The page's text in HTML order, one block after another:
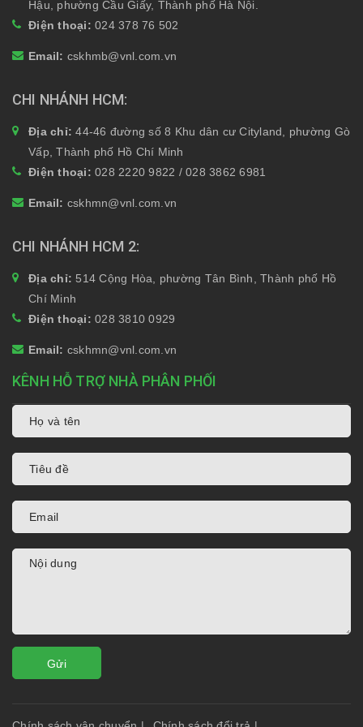
Hậu, phường Cầu Giấy, Thành phố Hà Nội.
Điện thoại: 024 378 76 502
Email: cskhmb@vnl.com.vn
CHI NHÁNH HCM
Địa chỉ:44-46 đường số 8 Khu dân cư Cityland, phường Gò
Vấp, Thành phố Hồ Chí Minh
Điện thoại: 028 2220 9822 / 028 3862 6981
Email: cskhmn@vnl.com.vn
CHI NHÁNH HCM 2
Địa chỉ: 514 Cộng Hòa, phường Tân Bình, Thành phố Hồ
Chí Minh
Điện thoại: 028 3810 0929
Email: cskhmn@vnl.com.vn
KÊNH HỖ TRỢ NHÀ PHÂN PHỐI
Gửi